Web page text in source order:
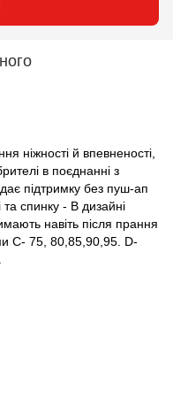
ніжності й впевненості,
в поєднанні з
підтримку без пуш-ап
спинку - В дизайні
навіть після прання
C- 75, 80,85,90,95. D-